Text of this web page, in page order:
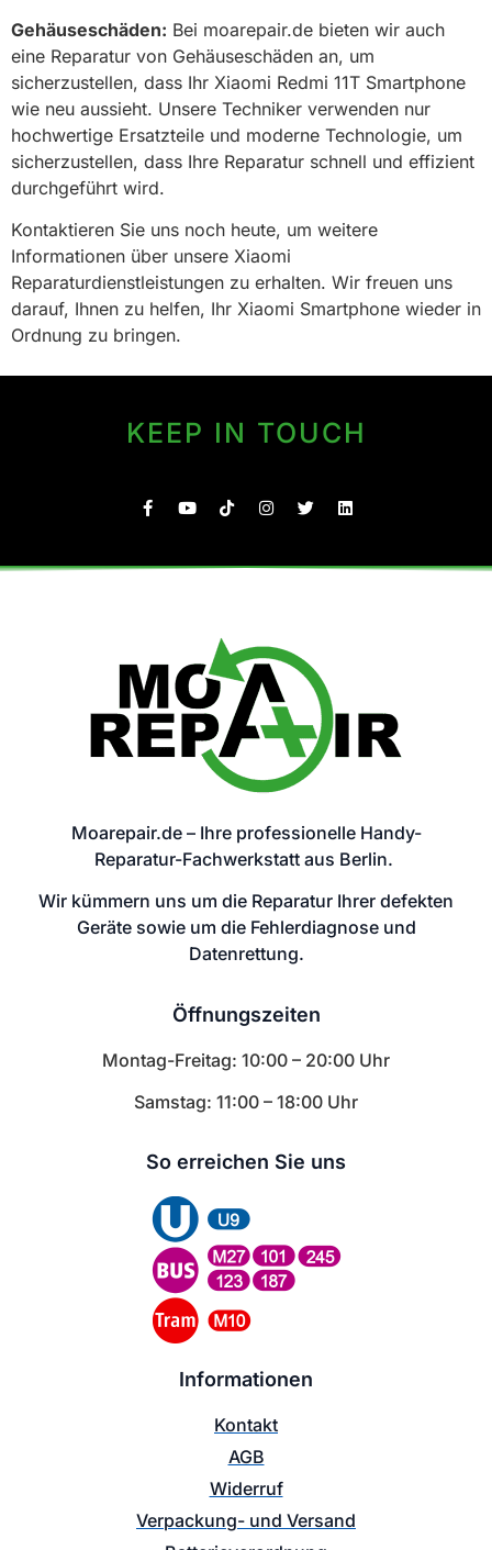
Gehäuseschäden: Bei moarepair.de bieten wir auch
eine Reparatur von Gehäuseschäden an, um
sicherzustellen, dass Ihr Xiaomi Redmi 11T Smartphone
wie neu aussieht. Unsere Techniker verwenden nur
hochwertige Ersatzteile und moderne Technologie, um
sicherzustellen, dass Ihre Reparatur schnell und effizient
durchgeführt wird.
Kontaktieren Sie uns noch heute, um weitere
Informationen über unsere Xiaomi
Reparaturdienstleistungen zu erhalten. Wir freuen uns
darauf, Ihnen zu helfen, Ihr Xiaomi Smartphone wieder in
Ordnung zu bringen.
KEEP IN TOUCH
Moarepair.de – Ihre professionelle Handy-
Reparatur-Fachwerkstatt aus Berlin.
Wir kümmern uns um die Reparatur Ihrer defekten
Geräte sowie um die Fehlerdiagnose und
Datenrettung.
Öffnungszeiten
Montag-Freitag: 10:00 – 20:00 Uhr
Samstag: 11:00 – 18:00 Uhr
So erreichen Sie uns
Informationen
Kontakt
AGB
Widerruf
Verpackung- und Versand